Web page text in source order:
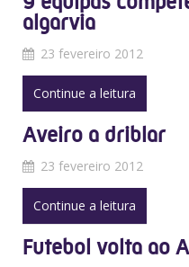
algarvia
23 fevereiro 2012
Continue a leitura
Aveiro a driblar
23 fevereiro 2012
Continue a leitura
Futebol volta ao